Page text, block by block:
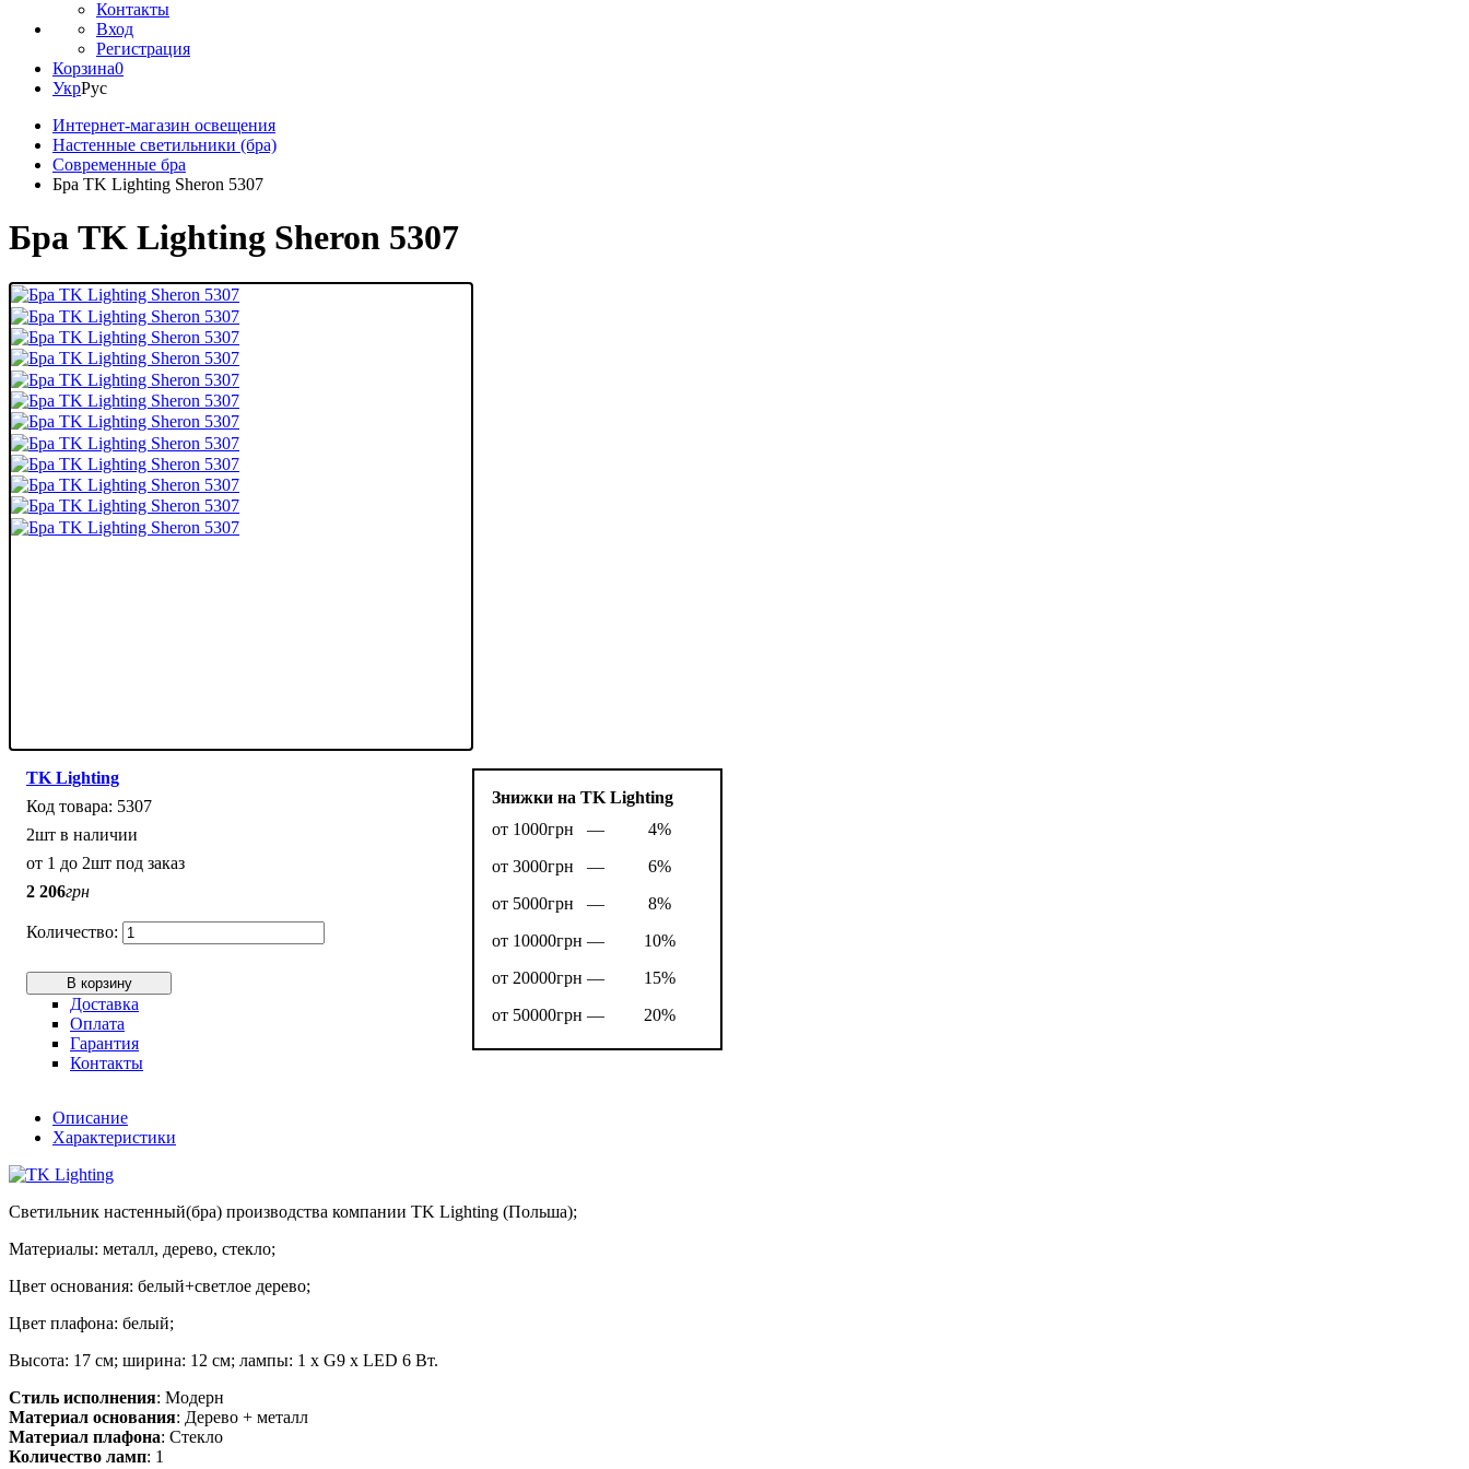
Контакты
Вход
Регистрация
Корзина0
УкрРус
Интернет-магазин освещения
Настенные светильники (бра)
Современные бра
Бра TK Lighting Sheron 5307
Бра TK Lighting Sheron 5307
Знижки на TK Lighting
от 1000грн —
4%
от 3000грн —
6%
от 5000грн —
8%
от 10000грн —
10%
от 20000грн —
15%
от 50000грн —
20%
TK Lighting
5307
2шт в наличии
от 1 до 2шт под заказ
2 206грн
В корзину
Доставка
Оплата
Гарантия
Контакты
Описание
Характеристики
Светильник настенный(бра) производства компании TK Lighting (Польша);
Материалы: металл, дерево, стекло;
Цвет основания: белый+светлое дерево;
Цвет плафона: белый;
Высота: 17 см; ширина: 12 см; лампы: 1 х G9 х LED 6 Вт.
Стиль исполнения: Модерн
Материал основания: Дерево + металл
Материал плафона: Стекло
Количество ламп: 1